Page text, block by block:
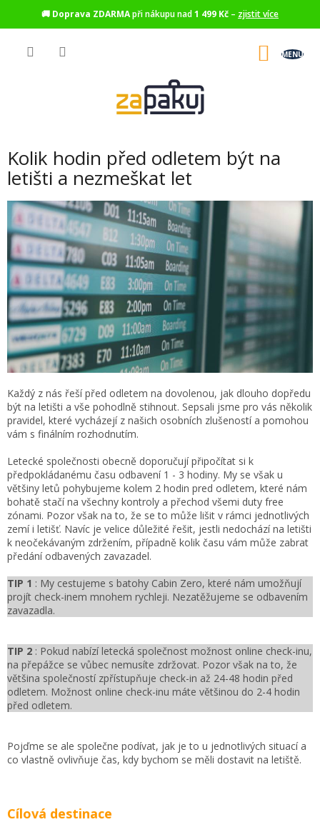
🚚 Doprava ZDARMApři nákupu nad1 499 Kč – zjistit více
Kolik hodin před odletem být na
letišti a nezmeškat let
Každý z nás řeší před odletem na dovolenou, jak dlouho dopředu
být na letišti a vše pohodlně stihnout. Sepsali jsme pro vás několik
pravidel, které vycházejí z našich osobních zlušeností a pomohou
vám s finálním rozhodnutím.
Letecké společnosti obecně doporučují připočítat si k
předpokládanému času odbavení 1 - 3 hodiny. My se však u
většiny letů pohybujeme kolem 2 hodin pred odletem, které nám
bohatě stačí na všechny kontroly a přechod všemi duty free
zónami. Pozor však na to, že se to může lišit v rámci jednotlivých
zemí i letišť. Navíc je velice důležité řešit, jestli nedochází na letišti
k neočekávaným zdržením, případně kolik času vám může zabrat
předání odbavených zavazadel.
TIP 1 : My cestujeme s batohy Cabin Zero, které nám umožňují
projít check-inem mnohem rychleji. Nezatěžujeme se odbavením
zavazadla.
TIP 2 : Pokud nabízí letecká společnost možnost online check-inu,
na přepážce se vůbec nemusíte zdržovat. Pozor však na to, že
většina společností zpřístupňuje check-in až 24-48 hodin před
odletem. Možnost online check-inu máte většinou do 2-4 hodin
před odletem.
Pojďme se ale společne podívat, jak je to u jednotlivých situací a
co vlastně ovlivňuje čas, kdy bychom se měli dostavit na letiště.
Cílová destinace